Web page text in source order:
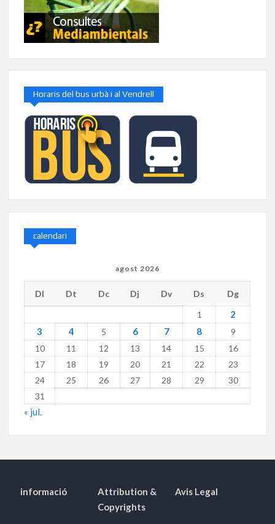
Horaris del bus urbà i al Vendrell
calendari
agost 2026
Dl Dt Dc Dj Dv Ds
Dg
1
2
3
4 5 6 7 8
9
10
11 12 13 14 15
16
17
18 19 20 21 22
23
24
25 26 27 28 29
30
31
« jul.
informació
Attribution &
Copyrights
Avis Legal